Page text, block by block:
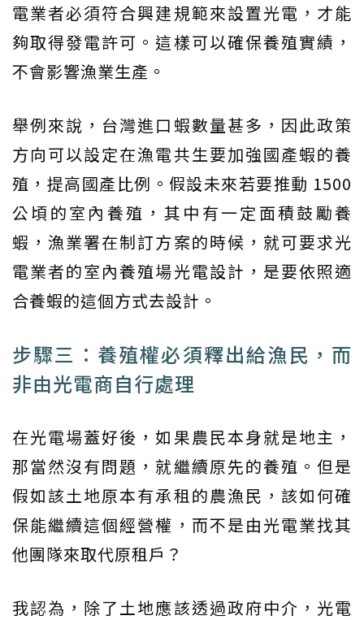
電業者必須符合興建規範來設置光電，才能
夠取得發電許可。這樣可以確保養殖實績，
不會影響漁業生產。
舉例來說，台灣進口蝦數量甚多，因此政策
方向可以設定在漁電共生要加強國產蝦的養
殖，提高國產比例。假設未來若要推動 1500
公頃的室內養殖，其中有一定面積鼓勵養
蝦，漁業署在制訂方案的時候，就可要求光
電業者的室內養殖場光電設計，是要依照適
合養蝦的這個方式去設計。
步驟三：養殖權必須釋出給漁民，而
非由光電商自行處理
在光電場蓋好後，如果農民本身就是地主，
那當然沒有問題，就繼續原先的養殖。但是
假如該土地原本有承租的農漁民，該如何確
保能繼續這個經營權，而不是由光電業找其
他團隊來取代原租戶？
我認為，除了土地應該透過政府中介，光電